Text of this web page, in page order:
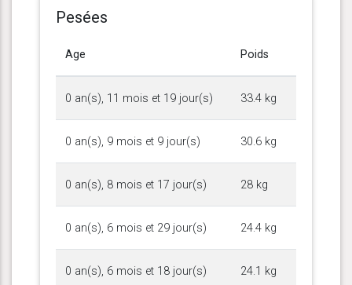
Pesées
Age Poids
0 an(s), 11 mois et 19 jour(s) 33.4 kg
0 an(s), 9 mois et 9 jour(s) 30.6 kg
0 an(s), 8 mois et 17 jour(s) 28 kg
0 an(s), 6 mois et 29 jour(s) 24.4 kg
0 an(s), 6 mois et 18 jour(s) 24.1 kg